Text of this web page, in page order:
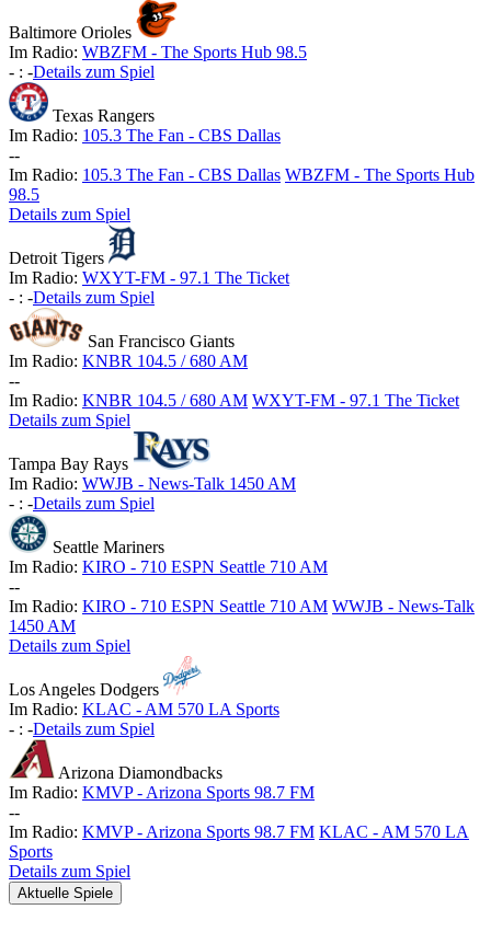
Baltimore Orioles
Im Radio: WBZFM - The Sports Hub 98.5
- : -Details zum Spiel
Texas Rangers
Im Radio: 105.3 The Fan - CBS Dallas
--
Im Radio: 105.3 The Fan - CBS Dallas WBZFM - The Sports Hub
98.5
Details zum Spiel
Detroit Tigers
Im Radio: WXYT-FM - 97.1 The Ticket
- : -Details zum Spiel
San Francisco Giants
Im Radio: KNBR 104.5 / 680 AM
--
Im Radio: KNBR 104.5 / 680 AM WXYT-FM - 97.1 The Ticket
Details zum Spiel
Tampa Bay Rays
Im Radio: WWJB - News-Talk 1450 AM
- : -Details zum Spiel
Seattle Mariners
Im Radio: KIRO - 710 ESPN Seattle 710 AM
--
Im Radio: KIRO - 710 ESPN Seattle 710 AM WWJB - News-Talk
1450 AM
Details zum Spiel
Los Angeles Dodgers
Im Radio: KLAC - AM 570 LA Sports
- : -Details zum Spiel
Arizona Diamondbacks
Im Radio: KMVP - Arizona Sports 98.7 FM
--
Im Radio: KMVP - Arizona Sports 98.7 FM KLAC - AM 570 LA
Sports
Details zum Spiel
Aktuelle Spiele